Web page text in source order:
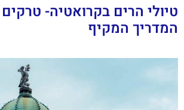
טיולי הרים בקרואטיה-
המדריך המקיף